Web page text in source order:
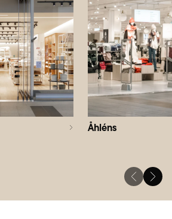
Åhléns